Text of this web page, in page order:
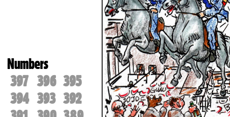
Numbers
397 396 395
394 393 392